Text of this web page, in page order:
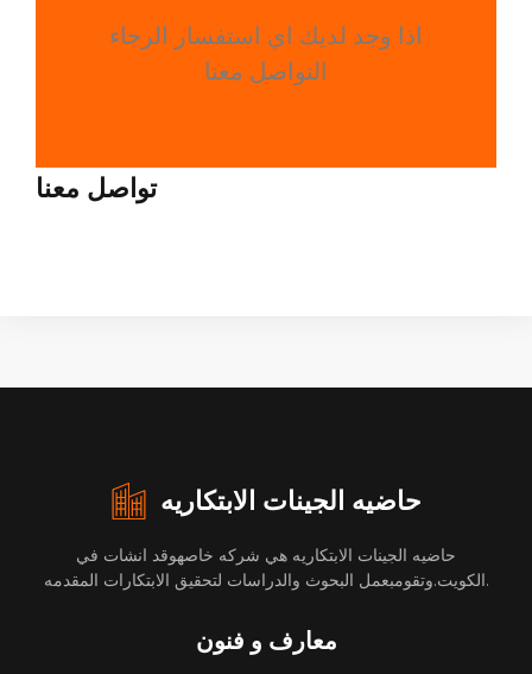
اذا وجد لديك اي استفسار الرجاء
التواصل معنا
تواصل معنا
حاضيه الجينات الابتكاريه
حاضيه الجينات الابتكاريه هي شركه خاصهوقد انشات في
الكويت.وتقومبعمل البحوث والدراسات لتحقيق الابتكارات المقدمه.
معارف و فنون